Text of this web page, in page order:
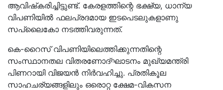
ആവിഷ്‌കരിച്ചിട്ടുണ്ട്. കേരളത്തിന്റെ ഭക്ഷ്യ, ധാന്യ
വിപണിയിൽ ഫലപ്രദമായ ഇടപെടലുകളാണു
സപ്ലൈകോ നടത്തിവരുന്നത്.
കെ-റൈസ് വിപണിയിലെത്തിക്കുന്നതിന്റെ
സംസ്ഥാനതല വിതരണോദ്ഘാടനം മുഖ്യമന്ത്രി
പിണറായി വിജയൻ നിർവഹിച്ചു. പ്രതികൂല
സാഹചര്യങ്ങളിലും ഒരൊറ്റ ക്ഷേമ-വികസന